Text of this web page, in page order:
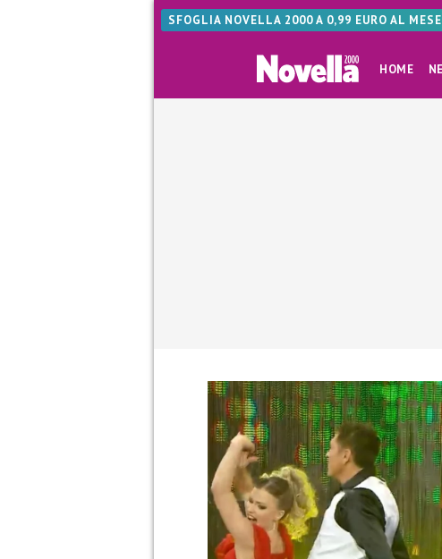
SFOGLIA NOVELLA 2000 A 0,99 EURO AL MESE
HOME